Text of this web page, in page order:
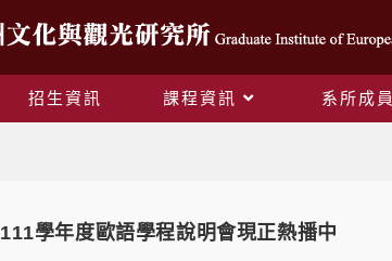
招生資訊 課程資訊 系所成員
111學年度歐語學程說明會現正熱播中